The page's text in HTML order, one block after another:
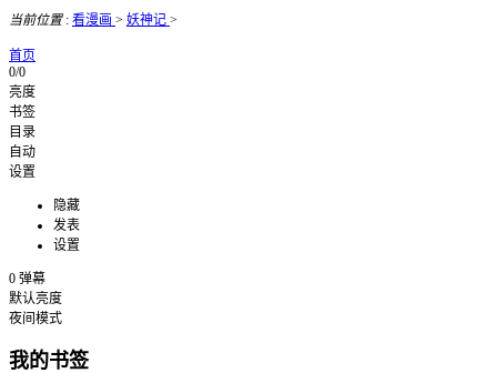
当前位置: 看漫画 > 妖神记 >
首页
0/0
亮度
书签
目录
自动
设置
隐藏
发表
设置
0 弹幕
默认亮度
夜间模式
我的书签